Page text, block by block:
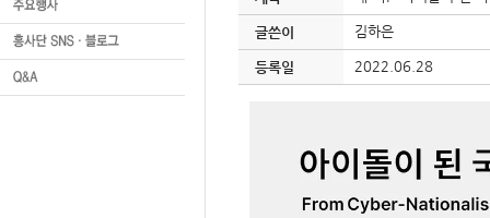
글쓴이 김하은
등록일 2022.06.28